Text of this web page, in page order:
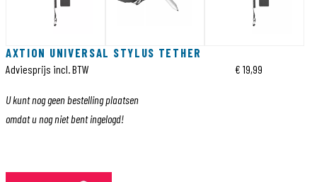
AXTION UNIVERSAL STYLUS TETHER
Adviesprijs incl. BTW € 19,99
U kunt nog geen bestelling plaatsen
omdat u nog niet bent ingelogd!